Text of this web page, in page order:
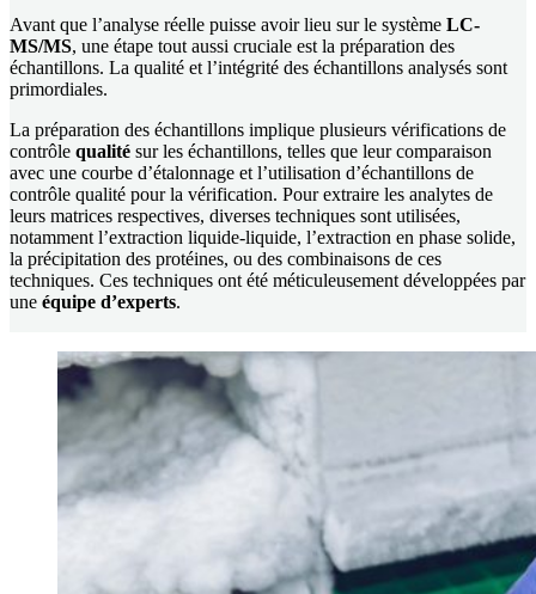
Avant que l’analyse réelle puisse avoir lieu sur le système LC-
MS/MS, une étape tout aussi cruciale est la préparation des
échantillons. La qualité et l’intégrité des échantillons analysés sont
primordiales.
La préparation des échantillons implique plusieurs vérifications de
contrôle qualité sur les échantillons, telles que leur comparaison
avec une courbe d’étalonnage et l’utilisation d’échantillons de
contrôle qualité pour la vérification. Pour extraire les analytes de
leurs matrices respectives, diverses techniques sont utilisées,
notamment l’extraction liquide-liquide, l’extraction en phase solide,
la précipitation des protéines, ou des combinaisons de ces
techniques. Ces techniques ont été méticuleusement développées par
une équipe d’experts.